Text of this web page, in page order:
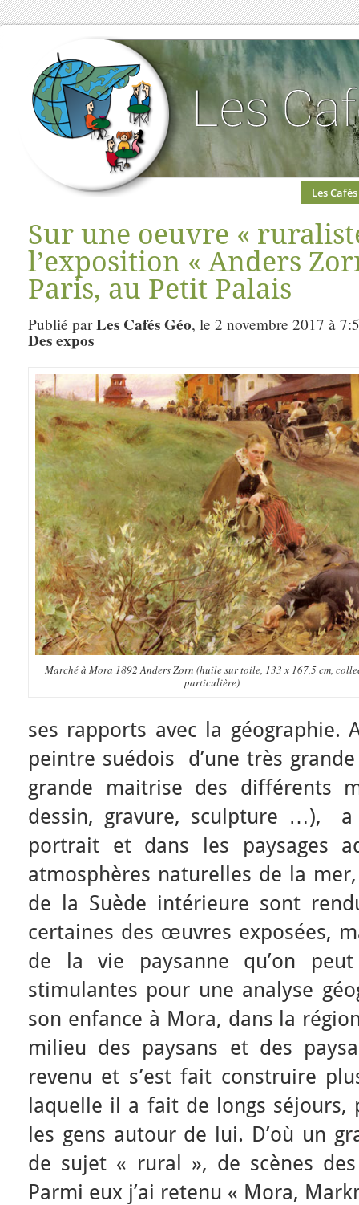
Les Cafés
Sur une oeuvre «
l’exposition « Anders
Paris, au Petit Palais
Publié parLes Cafés Géo, le 2 novembre 2017 à
Des expos
Marché à Mora 1892 Anders Zorn (huile sur toile, 133 x 167,5 cm,
particulière)
ses rapports avec la géographie.
peintre suédois d’une très
grande maitrise des différents
dessin, gravure, sculpture …),
portrait et dans les paysages
atmosphères naturelles de la
de la Suède intérieure sont
certaines des œuvres exposées,
de la vie paysanne qu’on
stimulantes pour une analyse
son enfance à Mora, dans la
milieu des paysans et des
revenu et s’est fait construire
laquelle il a fait de longs séjours,
les gens autour de lui. D’où un
de sujet « rural », de scènes
Parmi eux j’ai retenu « Mora,